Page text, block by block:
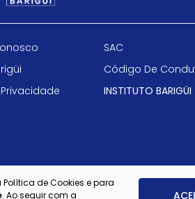
SAC
Código De
INSTITUTO BARIGÜI
de Cookies e para
. Ao seguir com a